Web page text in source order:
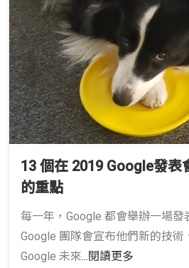
13 個在 2019 Google發表
的重點
每一年，Google 都會舉辦一場發
Google 團隊會宣布他們新的技
Google 未來...閱讀更多